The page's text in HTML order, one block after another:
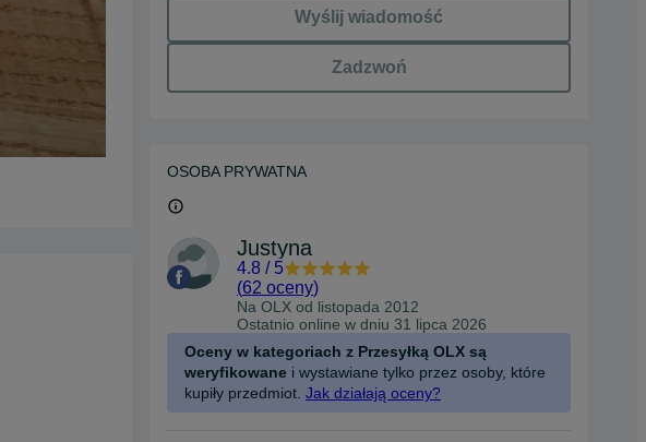
Wyślij wiadomość
Zadzwoń
OSOBA PRYWATNA
Justyna
4.8 / 5
(62 oceny)
Na OLX od listopada 2012
Ostatnio online w dniu 31 lipca 2026
Oceny w kategoriach z Przesyłką OLX są
weryfikowane i wystawiane tylko przez osoby, które
kupiły przedmiot. Jak działają oceny?